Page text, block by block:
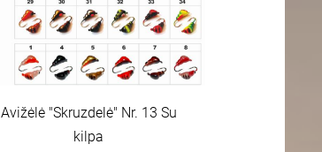
Avižėlė "Skruzdelė" Nr. 13 Su
kilpa